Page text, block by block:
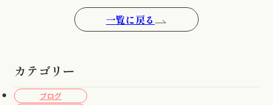
カテゴリー
ブログ
一覧に戻る